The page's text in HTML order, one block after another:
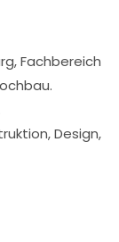
Fachbereich
Design,